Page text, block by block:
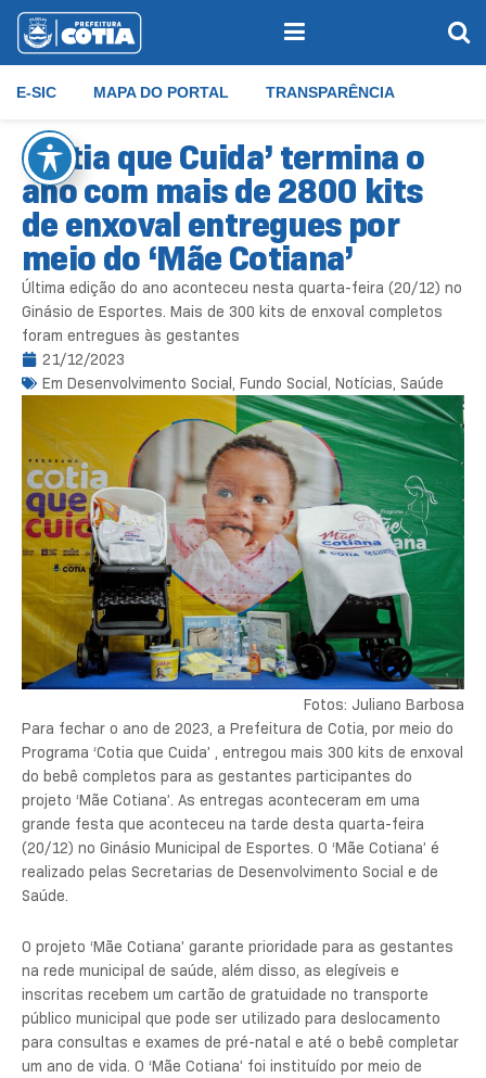
E-SIC MAPA DO PORTAL TRANSPARÊNCIA
‘Cotia que Cuida’ termina o
ano com mais de 2800 kits
de enxoval entregues por
meio do ‘Mãe Cotiana’
Última edição do ano aconteceu nesta quarta-feira (20/12) no
Ginásio de Esportes. Mais de 300 kits de enxoval completos
foram entregues às gestantes
21/12/2023
Em Desenvolvimento Social, Fundo Social, Notícias, Saúde
Fotos: Juliano Barbosa
Para fechar o ano de 2023, a Prefeitura de Cotia, por meio do
Programa ‘Cotia que Cuida’ , entregou mais 300 kits de enxoval
do bebê completos para as gestantes participantes do
projeto ‘Mãe Cotiana’. As entregas aconteceram em uma
grande festa que aconteceu na tarde desta quarta-feira
(20/12) no Ginásio Municipal de Esportes. O ‘Mãe Cotiana’ é
realizado pelas Secretarias de Desenvolvimento Social e de
Saúde.
O projeto ‘Mãe Cotiana’ garante prioridade para as gestantes
na rede municipal de saúde, além disso, as elegíveis e
inscritas recebem um cartão de gratuidade no transporte
público municipal que pode ser utilizado para deslocamento
para consultas e exames de pré-natal e até o bebê completar
um ano de vida. O ‘Mãe Cotiana’ foi instituído por meio de